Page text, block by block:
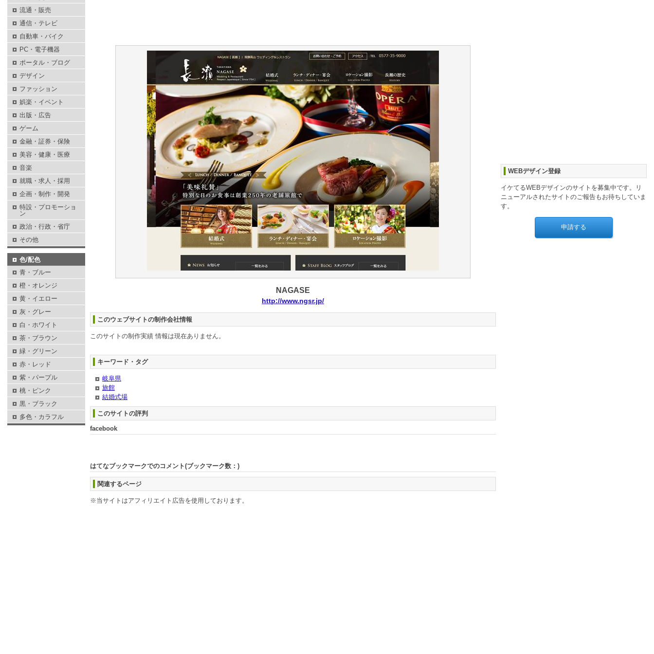
NAGASE
http://www.ngsr.jp/
このウェブサイトの制作会社情報
このサイトの制作実績 情報は現在ありません。
キーワード・タグ
岐阜県
旅館
結婚式場
このサイトの評判
facebook
はてなブックマークでのコメント(ブックマーク数： )
関連するページ
※当サイトはアフィリエイト広告を使用しております。
WEBデザイン登録
イケてるWEBデザインのサイトを募集中です。リ
ニューアルされたサイトのご報告もお待ちしていま
す。
流通・販売
通信・テレビ
自動車・バイク
PC・電子機器
ポータル・ブログ
デザイン
ファッション
娯楽・イベント
出版・広告
ゲーム
金融・証券・保険
美容・健康・医療
音楽
就職・求人・採用
企画・制作・開発
特設・プロモーショ
ン
政治・行政・省庁
その他
色/配色
青・ブルー
橙・オレンジ
黄・イエロー
灰・グレー
白・ホワイト
茶・ブラウン
緑・グリーン
赤・レッド
紫・パープル
桃・ピンク
黒・ブラック
多色・カラフル